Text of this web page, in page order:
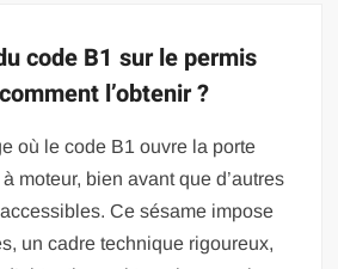
code B1 sur le permis
l’obtenir ?
où le code B1 ouvre la porte
moteur, bien avant que d’autres
Ce sésame impose
un cadre technique rigoureux,